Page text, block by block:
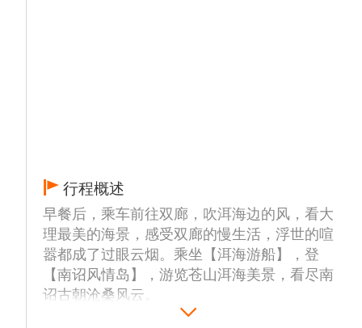
行程概述
早餐后，乘车前往双廊，吹洱海边的风，看大
理最美的海景，感受双廊的慢生活，浮世的喧
嚣都成了过眼云烟。乘坐【洱海游船】，登
【南诏风情岛】，游览苍山洱海美景，看尽南
诏古朝沧桑风云。
午餐后前往【网红大理“圣托里尼”理想邦】来